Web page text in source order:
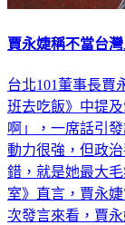
賈永婕稱不當台
台北101董事長賈
班去吃飯》中提
啊」，一席話引
動力很強，但政
錯，就是她最大
室》直言，賈永
次發言來看，賈